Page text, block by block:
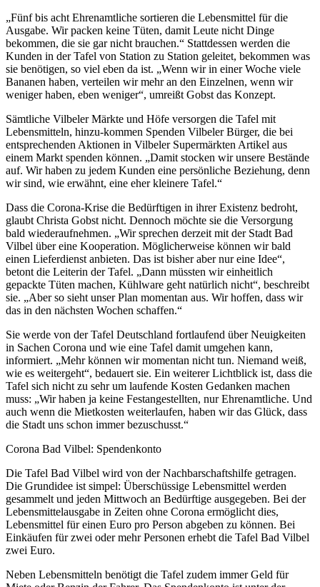
„Fünf bis acht Ehrenamtliche sortieren die Lebensmittel für die
Ausgabe. Wir packen keine Tüten, damit Leute nicht Dinge
bekommen, die sie gar nicht brauchen.“ Stattdessen werden die
Kunden in der Tafel von Station zu Station geleitet, bekommen was
sie benötigen, so viel eben da ist. „Wenn wir in einer Woche viele
Bananen haben, verteilen wir mehr an den Einzelnen, wenn wir
weniger haben, eben weniger“, umreißt Gobst das Konzept.
Sämtliche Vilbeler Märkte und Höfe versorgen die Tafel mit
Lebensmitteln, hinzu-kommen Spenden Vilbeler Bürger, die bei
entsprechenden Aktionen in Vilbeler Supermärkten Artikel aus
einem Markt spenden können. „Damit stocken wir unsere Bestände
auf. Wir haben zu jedem Kunden eine persönliche Beziehung, denn
wir sind, wie erwähnt, eine eher kleinere Tafel.“
Dass die Corona-Krise die Bedürftigen in ihrer Existenz bedroht,
glaubt Christa Gobst nicht. Dennoch möchte sie die Versorgung
bald wiederaufnehmen. „Wir sprechen derzeit mit der Stadt Bad
Vilbel über eine Kooperation. Möglicherweise können wir bald
einen Lieferdienst anbieten. Das ist bisher aber nur eine Idee“,
betont die Leiterin der Tafel. „Dann müssten wir einheitlich
gepackte Tüten machen, Kühlware geht natürlich nicht“, beschreibt
sie. „Aber so sieht unser Plan momentan aus. Wir hoffen, dass wir
das in den nächsten Wochen schaffen.“
Sie werde von der Tafel Deutschland fortlaufend über Neuigkeiten
in Sachen Corona und wie eine Tafel damit umgehen kann,
informiert. „Mehr können wir momentan nicht tun. Niemand weiß,
wie es weitergeht“, bedauert sie. Ein weiterer Lichtblick ist, dass die
Tafel sich nicht zu sehr um laufende Kosten Gedanken machen
muss: „Wir haben ja keine Festangestellten, nur Ehrenamtliche. Und
auch wenn die Mietkosten weiterlaufen, haben wir das Glück, dass
die Stadt uns schon immer bezuschusst.“
Corona Bad Vilbel: Spendenkonto
Die Tafel Bad Vilbel wird von der Nachbarschaftshilfe getragen.
Die Grundidee ist simpel: Überschüssige Lebensmittel werden
gesammelt und jeden Mittwoch an Bedürftige ausgegeben. Bei der
Lebensmittelausgabe in Zeiten ohne Corona ermöglicht dies,
Lebensmittel für einen Euro pro Person abgeben zu können. Bei
Einkäufen für zwei oder mehr Personen erhebt die Tafel Bad Vilbel
zwei Euro.
Neben Lebensmitteln benötigt die Tafel zudem immer Geld für